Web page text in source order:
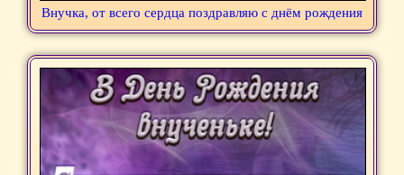
Внучка, от всего сердца поздравляю с днём рождения